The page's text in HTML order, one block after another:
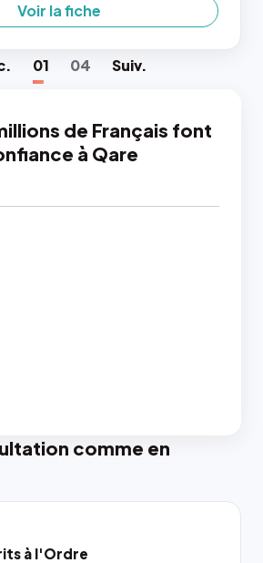
Voir la fiche
. 01 04 Suiv.
de Français font
à Qare
comme en
à l'Ordre